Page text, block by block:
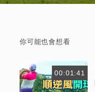
你可能也會想看
00:01:41